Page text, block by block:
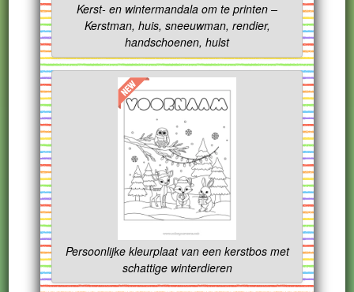
Kerst- en wintermandala om te printen –
Kerstman, huis, sneeuwman, rendier,
handschoenen, hulst
Persoonlijke kleurplaat van een kerstbos met
schattige winterdieren